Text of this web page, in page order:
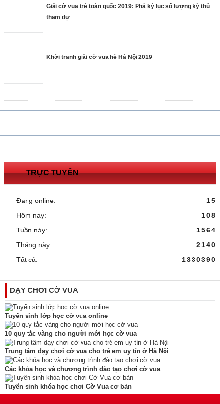
Giải cờ vua trẻ toàn quốc 2019: Phá kỷ lục số lượng kỳ thủ
tham dự
Khởi tranh giải cờ vua hè Hà Nội 2019
TRỰC TUYẾN
Đang online:
15
Hôm nay:
108
Tuần này:
1564
Tháng này:
2140
Tất cả:
1330390
DẠY CHƠI CỜ VUA
Tuyển sinh lớp học cờ vua online
10 quy tắc vàng cho người mới học cờ vua
Trung tâm dạy chơi cờ vua cho trẻ em uy tín ở Hà Nội
Các khóa học và chương trình đào tạo chơi cờ vua
Tuyển sinh khóa học chơi Cờ Vua cơ bản